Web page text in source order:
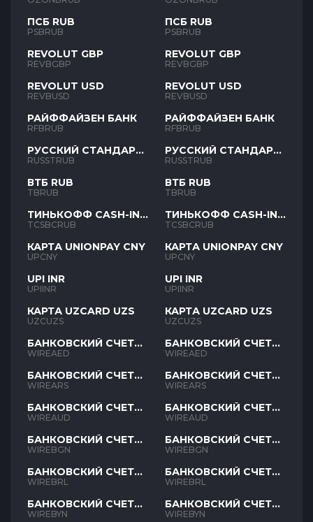
ПСБ RUB
PSBRUB
REVOLUT GBP
REVBGBP
REVOLUT USD
REVBUSD
РАЙФФАЙЗЕН БАНК
RFBRUB
РУССКИЙ СТАНДАРТ
RUB
RUSSTRUB
ВТБ RUB
TBRUB
ТИНЬКОФФ CASH-IN
RUB
TCSBCRUB
КАРТА UNIONPAY CNY
UPCNY
UPI INR
UPIINR
КАРТА UZCARD UZS
UZCUZS
БАНКОВСКИЙ СЧЕТ
AED
WIREAED
БАНКОВСКИЙ СЧЕТ
ARS
WIREARS
БАНКОВСКИЙ СЧЕТ
AUD
WIREAUD
БАНКОВСКИЙ СЧЕТ
BGN
WIREBGN
БАНКОВСКИЙ СЧЕТ
BRL
WIREBRL
БАНКОВСКИЙ СЧЕТ
BYN
WIREBYN
ПСБ RUB
PSBRUB
REVOLUT GBP
REVBGBP
REVOLUT USD
REVBUSD
РАЙФФАЙЗЕН БАНК
RFBRUB
РУССКИЙ СТАНДАРТ
RUB
RUSSTRUB
ВТБ RUB
TBRUB
ТИНЬКОФФ CASH-IN
RUB
TCSBCRUB
КАРТА UNIONPAY CNY
UPCNY
UPI INR
UPIINR
КАРТА UZCARD UZS
UZCUZS
БАНКОВСКИЙ СЧЕТ
AED
WIREAED
БАНКОВСКИЙ СЧЕТ
ARS
WIREARS
БАНКОВСКИЙ СЧЕТ
AUD
WIREAUD
БАНКОВСКИЙ СЧЕТ
BGN
WIREBGN
БАНКОВСКИЙ СЧЕТ
BRL
WIREBRL
БАНКОВСКИЙ СЧЕТ
BYN
WIREBYN